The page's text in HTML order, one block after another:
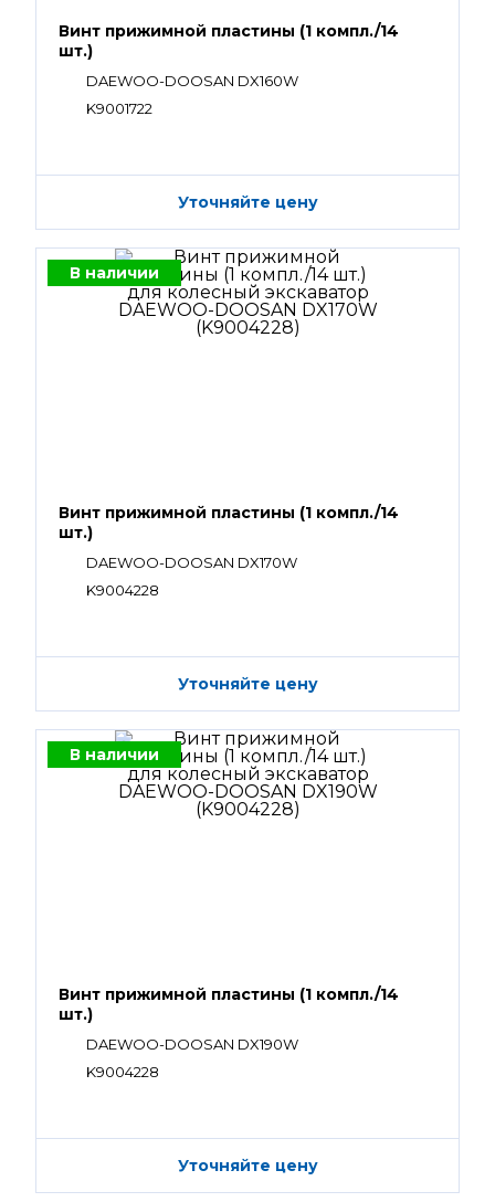
Винт прижимной пластины (1 компл./14
шт.)
DAEWOO-DOOSAN DX160W
K9001722
Уточняйте цену
В наличии
Винт прижимной пластины (1 компл./14
шт.)
DAEWOO-DOOSAN DX170W
K9004228
Уточняйте цену
В наличии
Винт прижимной пластины (1 компл./14
шт.)
DAEWOO-DOOSAN DX190W
K9004228
Уточняйте цену